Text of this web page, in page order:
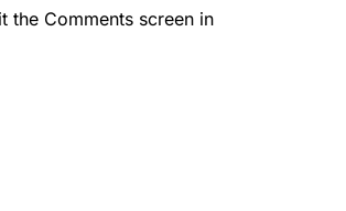
the Comments screen in